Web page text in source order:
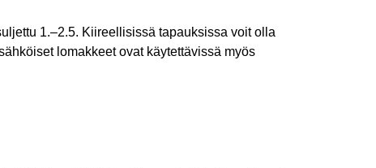
1.–2.5. Kiireellisissä tapauksissa voit olla
lomakkeet ovat käytettävissä myös